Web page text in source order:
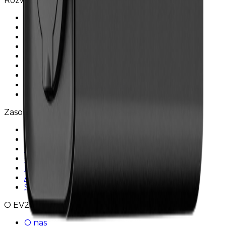
Operatorzy stacji ładowania
Dostawcy usług
Rozwiązania flotowe
Ładowanie w domu
Mobilna ładowarka
Sektor prywatny
Sektor publiczny
Wspólnoty mieszkaniowe
Hotele i restauracje
Zasoby
Cennik
Kalkulator zysku
Blog
Centrum wsparcia
Baza wiedzy
API
Status usługi
O EV24
O nas